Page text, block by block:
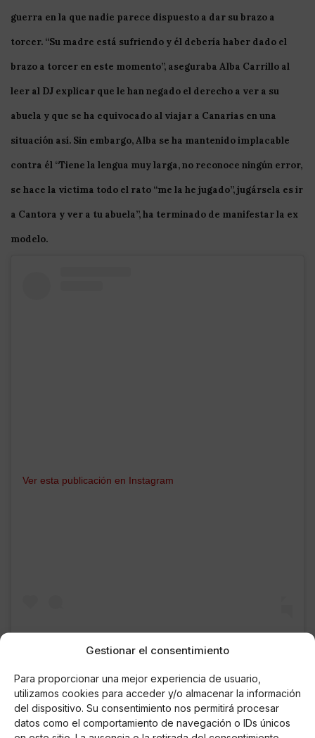
Gestionar el consentimiento
Para proporcionar una mejor experiencia de usuario,
utilizamos cookies para acceder y/o almacenar la información
del dispositivo. Su consentimiento nos permitirá procesar
datos como el comportamiento de navegación o IDs únicos
guerra en la que nadie parece dispuesto a dar su brazo a
torcer. “Su madre está sufriendo y él debería haber dado el
brazo a torcer en este momento”, aseguraba Alba Carrillo al
leer al DJ explicar que le han negado el derecho a ver a su
abuela y que se ha equivocado al viajar a Canarias en una
situación así. Sin embargo, Alba se ha mantenido implacable
contra él “Tiene la lengua muylarga,no reconoce ningún error,
se hace la victima todo el rato “me la he jugado”, jugársela es ir
a Cantora y ver a tu abuela”, ha terminado de manifestar la ex
modelo.
Ver esta publicación en Instagram
Una publicación compartida por Kiko Rivera (@riverakiko)